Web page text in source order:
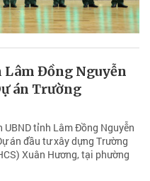
Lâm Đồng Nguyễn
án Trường
UBND tỉnh Lâm Đồng Nguyễn
án đầu tư xây dựng Trường
Xuân Hương, tại phường